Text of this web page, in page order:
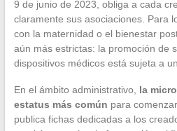
9 de junio de 2023, obliga a cada
claramente sus asociaciones. Para
con la maternidad o el bienestar
aún más estrictas: la promoción de
dispositivos médicos está sujeta a
En el ámbito administrativo, la
estatus más común para
publica fichas dedicadas a los